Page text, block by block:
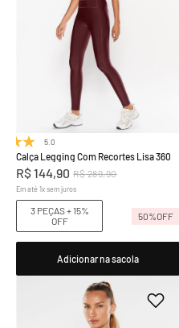
5.0
Calça Legging Com Recortes Lisa 360
R$144,90 R$289,90
Em até1xsem juros
3 PEÇAS + 15%
OFF
50%OFF
Adicionar na sacola